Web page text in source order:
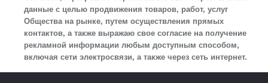
фамилии, контактных данных (включая номер телефона
и адрес электронной почты), адреса, сведений
о впечатлениях, интересах, предпочтениях
к автомобилю(-ям) и товарам/услугам, IP-адреса,
данные с целью продвижения товаров, работ, услуг
Общества на рынке, путем осуществления прямых
контактов, а также выражаю свое согласие на получение
рекламной информации любым доступным способом,
включая сети электросвязи, а также через сеть интернет.